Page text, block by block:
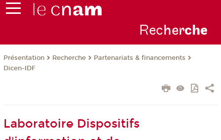
Recherche
Présentation Recherche
Partenariats & financements
Dicen-IDF
Laboratoire Dispositifs